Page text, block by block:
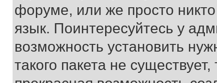
форуме, или же просто
язык. Поинтересуйтесь у
возможность установить
такого пакета не